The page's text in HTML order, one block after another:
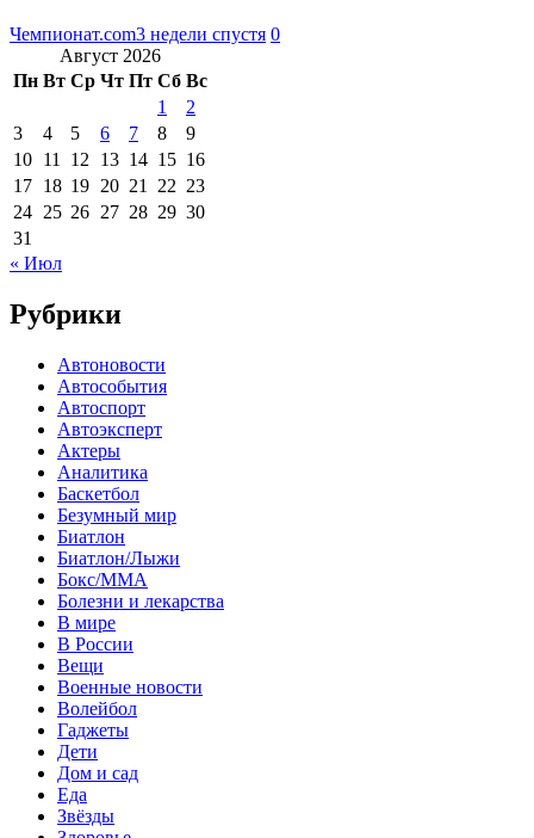
Чемпионат.com3 недели спустя 0
Август 2026
Пн Вт Ср Чт Пт Сб Вс
1
2
3
4 5 6 7 8
9
10 11 12 13 14 15 16
17 18 19 20 21 22 23
24 25 26 27 28 29 30
31
« Июл
Рубрики
Автоновости
Автособытия
Автоспорт
Автоэксперт
Актеры
Аналитика
Баскетбол
Безумный мир
Биатлон
Биатлон/Лыжи
Бокс/MMA
Болезни и лекарства
В мире
В России
Вещи
Военные новости
Волейбол
Гаджеты
Дети
Дом и сад
Еда
Звёзды